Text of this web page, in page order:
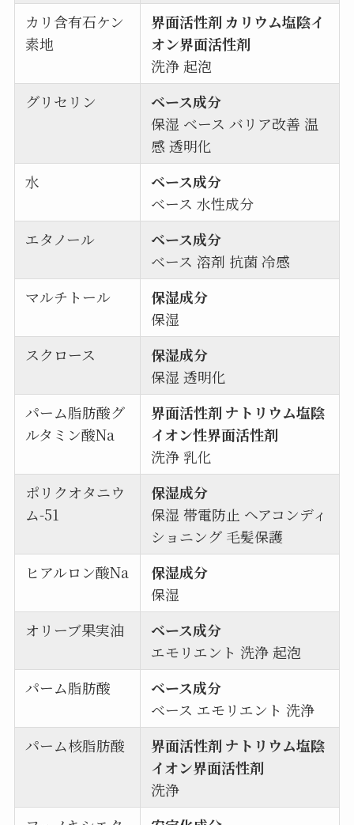
カリ含有石ケン
素地
界面活性剤 カリウム塩陰イ
オン界面活性剤
洗浄 起泡
グリセリン
ベース成分
保湿 ベース バリア改善 温
感 透明化
水
ベース成分
ベース 水性成分
エタノール
ベース成分
ベース 溶剤 抗菌 冷感
マルチトール
保湿成分
保湿
スクロース
保湿成分
保湿 透明化
パーム脂肪酸グ
ルタミン酸Na
界面活性剤 ナトリウム塩陰
イオン性界面活性剤
洗浄 乳化
ポリクオタニウ
ム-51
保湿成分
保湿 帯電防止 ヘアコンディ
ショニング 毛髪保護
ヒアルロン酸Na
保湿成分
保湿
オリーブ果実油
ベース成分
エモリエント 洗浄 起泡
パーム脂肪酸
ベース成分
ベース エモリエント 洗浄
パーム核脂肪酸
界面活性剤 ナトリウム塩陰
イオン界面活性剤
洗浄